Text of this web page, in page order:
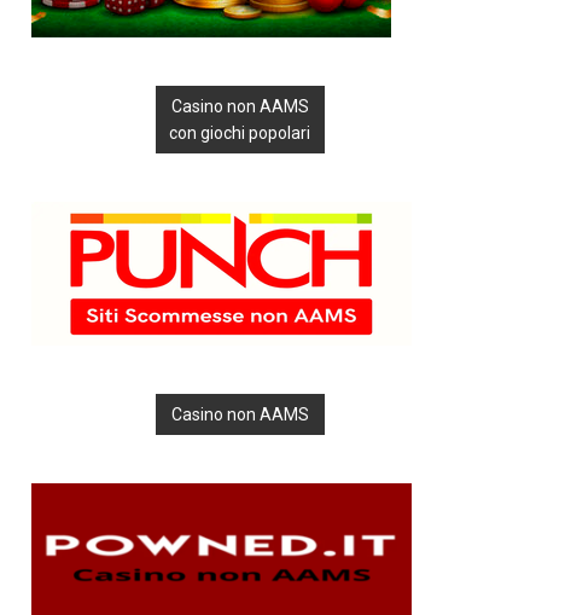
Casino non AAMS
con giochi popolari
Casino non AAMS